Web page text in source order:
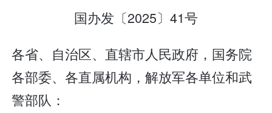
国办发〔2025〕41号
各省、自治区、直辖市人民政府，国务院
各部委、各直属机构，解放军各单位和武
警部队：